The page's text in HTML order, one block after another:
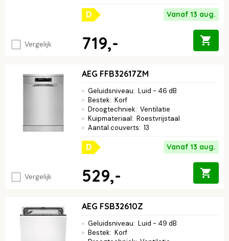
Vergelijk
D Vanaf 13 aug.
719,-
Vergelijk
AEG FFB32617ZM
Geluidsniveau: Luid - 46 dB
Bestek: Korf
Droogtechniek: Ventilatie
Kuipmateriaal: Roestvrijstaal
Aantal couverts: 13
D Vanaf 13 aug.
529,-
AEG FSB32610Z
Geluidsniveau: Luid - 49 dB
Bestek: Korf